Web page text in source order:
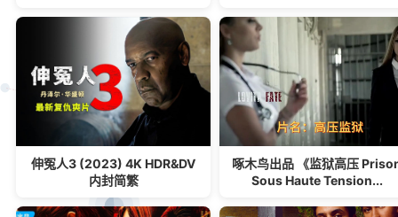
伸冤人3 (2023) 4K HDR&DV
内封简繁
啄木鸟出品 《监狱高压
Sous Haute Tension...